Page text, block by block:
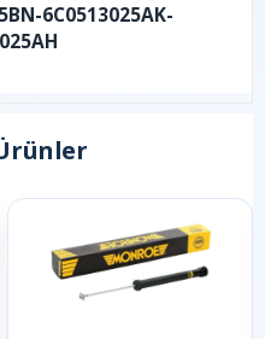
6C0513025AK-